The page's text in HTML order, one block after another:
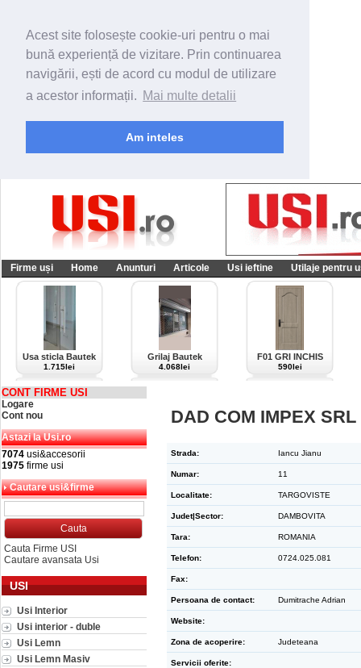
Acest site folosește cookie-uri pentru o mai
bună experiență de vizitare. Prin continuarea
navigării, ești de acord cu modul de utilizare
a acestor informații. Mai multe detalii
Am inteles
Firme uși Home Anunturi Articole Usi ieftine Utilaje pentru
Usa sticla Bautek
1.715lei
Grilaj Bautek
4.068lei
F01 GRI INCHIS
590lei
CONT FIRME USI
Logare
Cont nou
Astazi la Usi.ro
7074 usi&accesorii
1975 firme usi
Cautare usi&firme
Cauta Firme USI
Cautare avansata Usi
USI
Usi Interior
Usi interior - duble
Usi Lemn
Usi Lemn Masiv
DAD COM IMPEX SRL
Strada: Iancu Jianu
Numar: 11
Localitate: TARGOVISTE
Judet|Sector: DAMBOVITA
Tara: ROMANIA
Telefon: 0724.025.081
Fax:
Persoana de contact: Dumitrache Adrian
Website:
Zona de acoperire: Judeteana
Servicii oferite: